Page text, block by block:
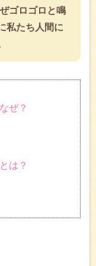
ゴロゴロと鳴
私たち人間に
ぜ？
は？